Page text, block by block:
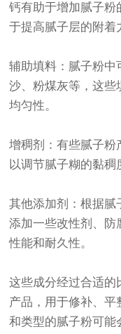
钙有助于增加腻子粉
于提高腻子层的附着
辅助填料：腻子粉中
沙、粉煤灰等，这些
均匀性。
增稠剂：有些腻子粉
以调节腻子糊的黏稠
其他添加剂：根据腻
添加一些改性剂、防
性能和耐久性。
这些成分经过合适的
产品，用于修补、平
和类型的腻子粉可能